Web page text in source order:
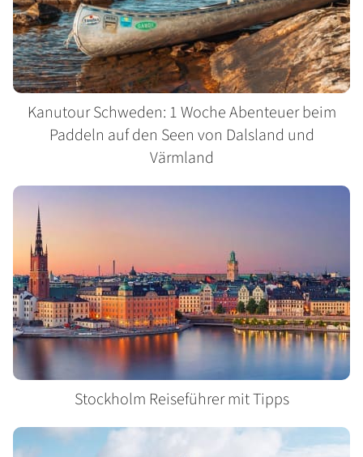
Kanutour Schweden: 1 Woche Abenteuer beim
Paddeln auf den Seen von Dalsland und
Värmland
Stockholm Reiseführer mit Tipps